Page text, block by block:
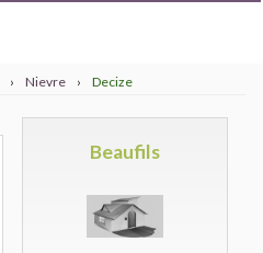
› Nievre › Decize
Beaufils